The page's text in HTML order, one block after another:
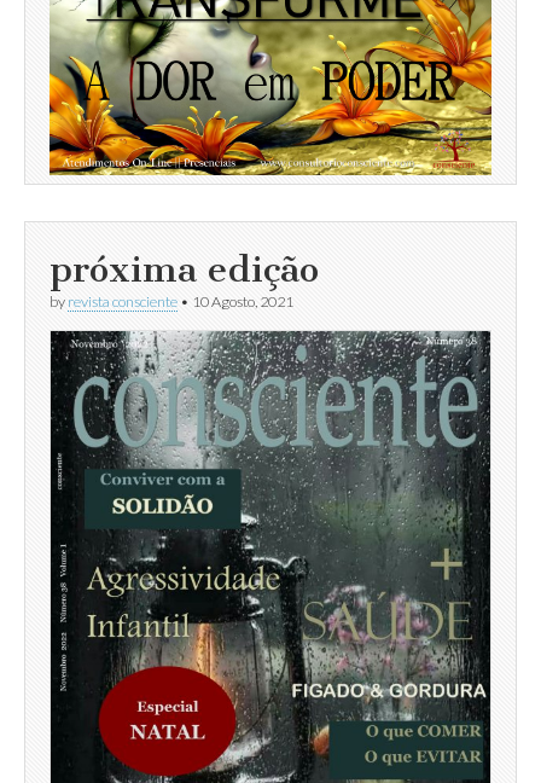
próxima edição
by revista consciente • 10 Agosto, 2021